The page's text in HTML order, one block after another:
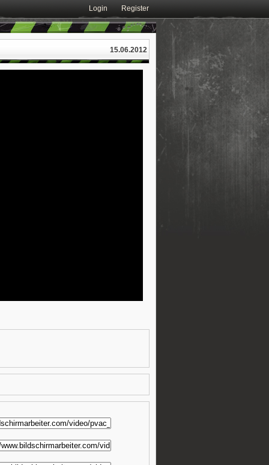
Login Register
15.06.2012